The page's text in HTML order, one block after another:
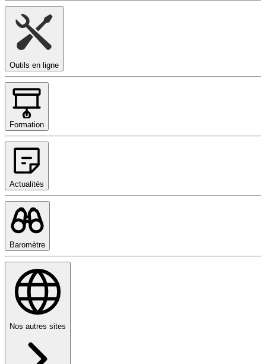
Outils en ligne
Formation
Actualités
Baromètre
Nos autres sites